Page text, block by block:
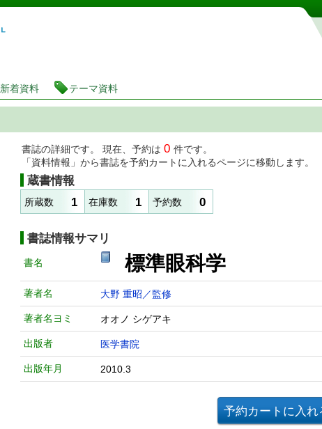
図書館 蔵書検索・予約システム
新着資料 テーマ資料
書誌の詳細です。 現在、予約は 0 件です。
「資料情報」から書誌を予約カートに入れるページに移動します。
蔵書情報
所蔵数 1 在庫数 1 予約数 0
書誌情報サマリ
書名 標準眼科学
著者名 大野 重昭／監修
著者名ヨミ オオノ シゲアキ
出版者 医学書院
出版年月 2010.3